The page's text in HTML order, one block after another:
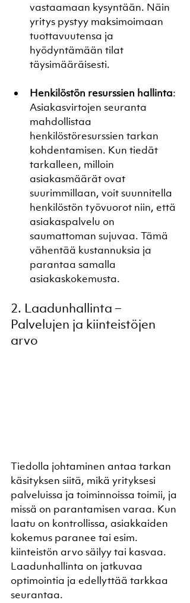
vastaamaan kysyntään. Näin
yritys pystyy maksimoimaan
tuottavuutensa ja
hyödyntämään tilat
täysimääräisesti.
Henkilöstön resurssien hallinta:
Asiakasvirtojen seuranta
mahdollistaa
henkilöstöresurssien tarkan
kohdentamisen. Kun tiedät
tarkalleen, milloin
asiakasmäärät ovat
suurimmillaan, voit suunnitella
henkilöstön työvuorot niin, että
asiakaspalvelu on
saumattoman sujuvaa. Tämä
vähentää kustannuksia ja
parantaa samalla
asiakaskokemusta.
2. Laadunhallinta –
Palvelujen ja kiinteistöjen
arvo
Tiedolla johtaminen antaa tarkan
käsityksen siitä, mikä yrityksesi
palveluissa ja toiminnoissa toimii, ja
missä on parantamisen varaa. Kun
laatu on kontrollissa, asiakkaiden
kokemus paranee tai esim.
kiinteistön arvo säilyy tai kasvaa.
Laadunhallinta on jatkuvaa
optimointia ja edellyttää tarkkaa
seurantaa.